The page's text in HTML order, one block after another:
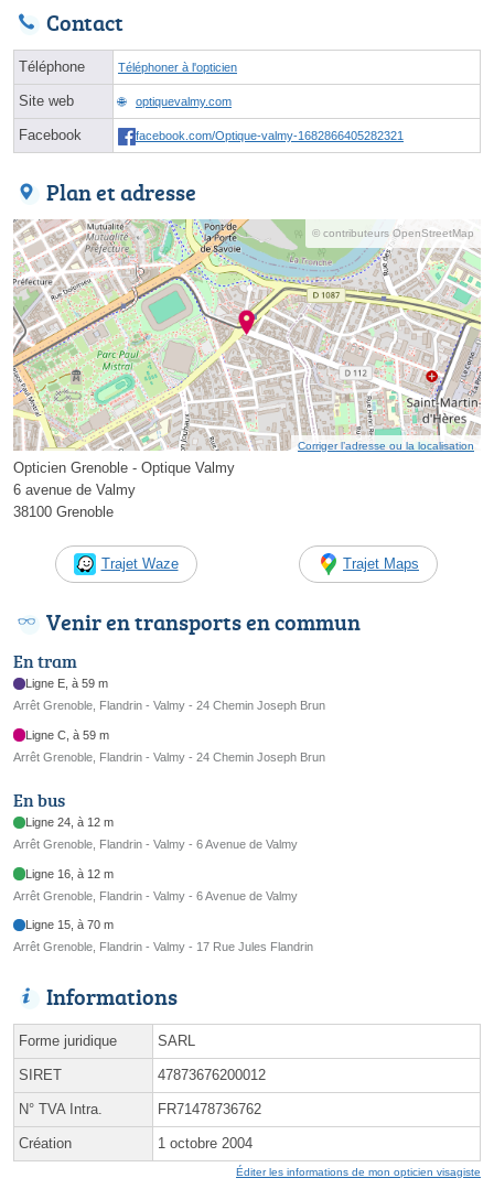
Contact
Téléphone Téléphoner à l'opticien
Site web optiquevalmy.com
Facebook facebook.com/Optique-valmy-1682866405282321
Plan et adresse
© contributeurs OpenStreetMap
Corriger l’adresse ou la localisation
Opticien Grenoble - Optique Valmy
6 avenue de Valmy
38100 Grenoble
Trajet Waze Trajet Maps
Venir en transports en commun
En tram
Ligne E, à 59 m
Arrêt Grenoble, Flandrin - Valmy - 24 Chemin Joseph Brun
Ligne C, à 59 m
Arrêt Grenoble, Flandrin - Valmy - 24 Chemin Joseph Brun
En bus
Ligne 24, à 12 m
Arrêt Grenoble, Flandrin - Valmy - 6 Avenue de Valmy
Ligne 16, à 12 m
Arrêt Grenoble, Flandrin - Valmy - 6 Avenue de Valmy
Ligne 15, à 70 m
Arrêt Grenoble, Flandrin - Valmy - 17 Rue Jules Flandrin
Informations
Forme juridique SARL
SIRET 47873676200012
N° TVA Intra. FR71478736762
Création 1 octobre 2004
Éditer les informations de mon opticien visagiste